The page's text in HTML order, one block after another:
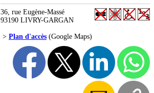
36, rue Eugène-Massé
93190 LIVRY-GARGAN
> Plan d'accès (Google Maps)